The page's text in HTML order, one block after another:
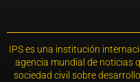
IPS es una institución
agencia mundial de noticias
sociedad civil sobre